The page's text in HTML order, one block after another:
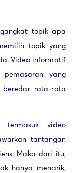
topik apa
topik yang
Video informatif
yang
beredar rata-rata
video
tantangan
Maka dari itu,
hanya menarik,